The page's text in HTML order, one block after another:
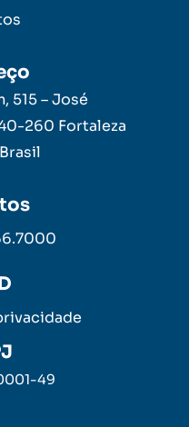
515 – José
260 Fortaleza
49